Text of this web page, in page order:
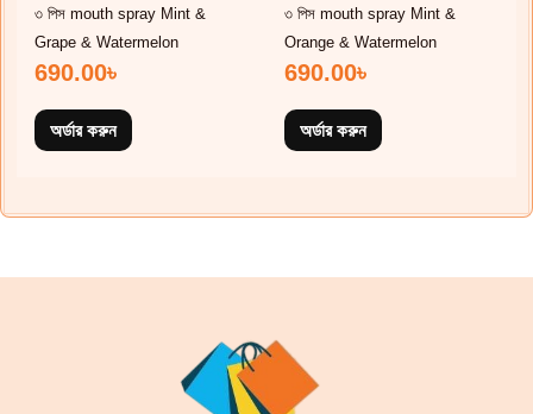
৩ পিস mouth spray Mint &
Grape & Watermelon
690.00৳
অর্ডার করুন
৩ পিস mouth spray Mint &
Orange & Watermelon
690.00৳
অর্ডার করুন